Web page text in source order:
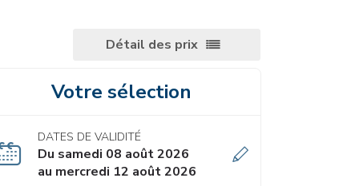
Détail des prix
Votre sélection
DATES DE VALIDITÉ
Du samedi 08 août 2026
au mercredi 12 août 2026